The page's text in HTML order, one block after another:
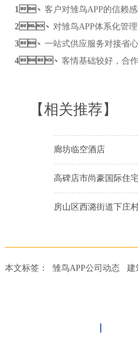
1、 客户对雏鸟APP的信赖感较
2、 对雏鸟APP体系化管理比
3、 一站式供应服务对接省心
4、 客情基础较好，
【相关推荐】
廊坊临空酒店
高碑店市尚豪国际住
房山区西潞街道下庄
本文标签： 雏鸟APP公司动态 建